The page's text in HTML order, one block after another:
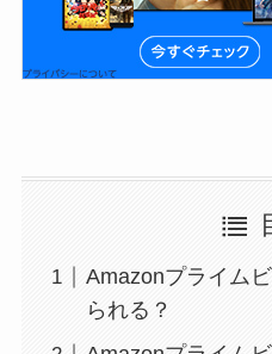
Amazonプライム
られる？